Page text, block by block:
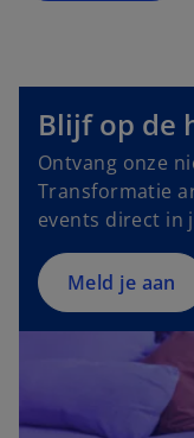
Blijf op de
Ontvang onze
Transformatie
events direct in
Meld je aan
o
e
n
s
i
n
a
n
e
w